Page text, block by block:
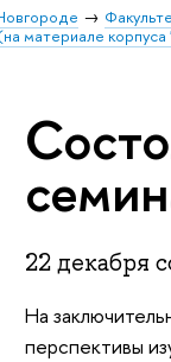
материале
22 декабря
На
перспективы